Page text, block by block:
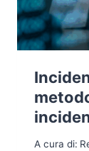
A cura di: